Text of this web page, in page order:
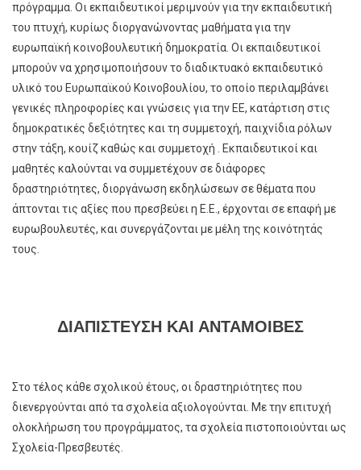
πρόγραμμα. Οι εκπαιδευτικοί μεριμνούν για την εκπαιδευτική
του πτυχή, κυρίως διοργανώνοντας μαθήματα για την
ευρωπαϊκή κοινοβουλευτική δημοκρατία. Οι εκπαιδευτικοί
μπορούν να χρησιμοποιήσουν το διαδικτυακό εκπαιδευτικό
υλικό του Ευρωπαϊκού Κοινοβουλίου, το οποίο περιλαμβάνει
γενικές πληροφορίες και γνώσεις για την ΕΕ, κατάρτιση στις
δημοκρατικές δεξιότητες και τη συμμετοχή, παιχνίδια ρόλων
στην τάξη, κουίζ καθώς και συμμετοχή . Εκπαιδευτικοί και
μαθητές καλούνται να συμμετέχουν σε διάφορες
δραστηριότητες, διοργάνωση εκδηλώσεων σε θέματα που
άπτονται τις αξίες που πρεσβεύει η Ε.Ε., έρχονται σε επαφή με
ευρωβουλευτές, και συνεργάζονται με μέλη της κοινότητάς
τους.
ΔΙΑΠΙΣΤΕΥΣΗ ΚΑΙ ΑΝΤΑΜΟΙΒΕΣ
Στο τέλος κάθε σχολικού έτους, οι δραστηριότητες που
διενεργούνται από τα σχολεία αξιολογούνται. Με την επιτυχή
ολοκλήρωση του προγράμματος, τα σχολεία πιστοποιούνται ως
Σχολεία-Πρεσβευτές.